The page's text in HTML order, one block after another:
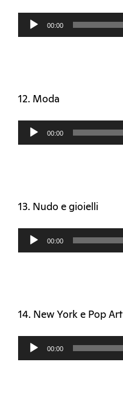
Audio
00:00
12. Moda
Audio
00:00
13. Nudo e gioielli
Audio
00:00
14. New York e Pop Art
Audio
00:00